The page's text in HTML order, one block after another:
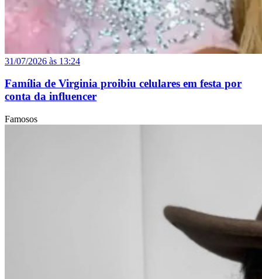
31/07/2026 às 13:24
Família de Virginia proibiu celulares em festa por
conta da influencer
Famosos